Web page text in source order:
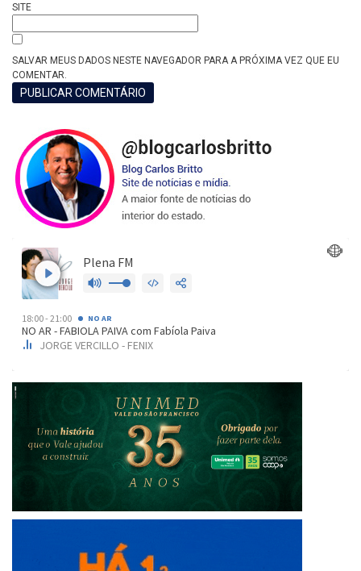
SITE
SALVAR MEUS DADOS NESTE NAVEGADOR PARA A PRÓXIMA VEZ QUE EU
COMENTAR.